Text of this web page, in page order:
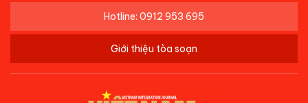
Hotline: 0912 953 695
Giới thiệu tòa soạn